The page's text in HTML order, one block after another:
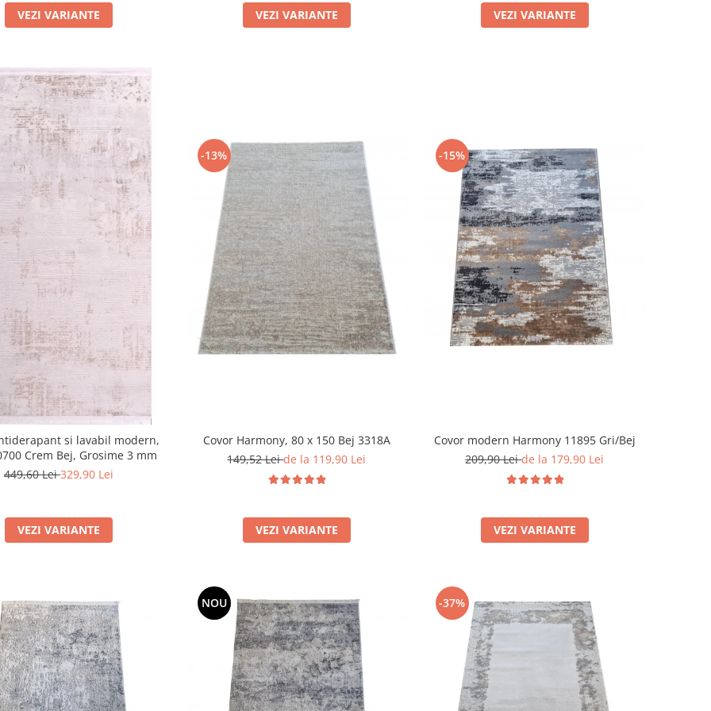
VEZI VARIANTE VEZI VARIANTE VEZI VARIANTE
si lavabil modern,
Crem Bej, Grosime 3 mm
449,60 Lei329,90 Lei
VEZI VARIANTE
-13%
Covor Harmony, 80 x 150 Bej 3318A
149,52 Leide la 119,90 Lei
VEZI VARIANTE
-15%
Covor modern Harmony 11895 Gri/Bej
209,90 Leide la 179,90 Lei
VEZI VARIANTE
NOU -37%